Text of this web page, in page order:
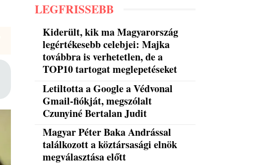
LEGFRISSEBB
Kiderült, kik ma Magyarország
legértékesebb celebjei: Majka
továbbra is verhetetlen, de a
TOP10 tartogat meglepetéseket
Letiltotta a Google a Védvonal
Gmail-fiókját, megszólalt
Czunyiné Bertalan Judit
Magyar Péter Baka Andrással
találkozott a köztársasági elnök
megválasztása előtt